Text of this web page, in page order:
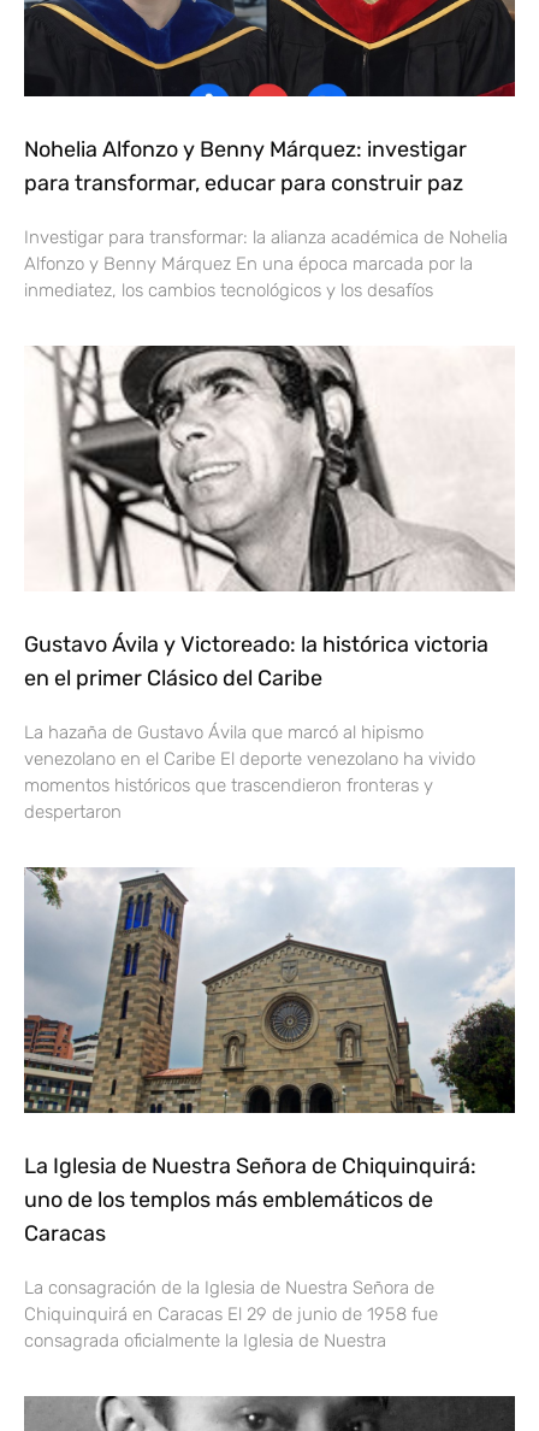
Nohelia Alfonzo y Benny Márquez: investigar
para transformar, educar para construir paz
Investigar para transformar: la alianza académica de Nohelia
Alfonzo y Benny Márquez En una época marcada por la
inmediatez, los cambios tecnológicos y los desafíos
Gustavo Ávila y Victoreado: la histórica victoria
en el primer Clásico del Caribe
La hazaña de Gustavo Ávila que marcó al hipismo
venezolano en el Caribe El deporte venezolano ha vivido
momentos históricos que trascendieron fronteras y
despertaron
La Iglesia de Nuestra Señora de Chiquinquirá:
uno de los templos más emblemáticos de
Caracas
La consagración de la Iglesia de Nuestra Señora de
Chiquinquirá en Caracas El 29 de junio de 1958 fue
consagrada oficialmente la Iglesia de Nuestra